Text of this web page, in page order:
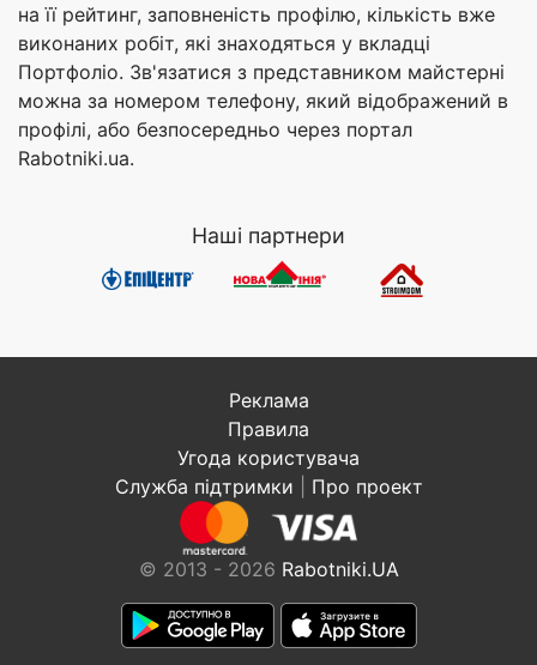
на її рейтинг, заповненість профілю, кількість вже
виконаних робіт, які знаходяться у вкладці
Портфоліо. Зв'язатися з представником майстерні
можна за номером телефону, який відображений в
профілі, або безпосередньо через портал
Rabotniki.ua.
Наші партнери
Реклама
Правила
Угода користувача
Служба підтримки
Про проект
© 2013 - 2026 Rabotniki.UA